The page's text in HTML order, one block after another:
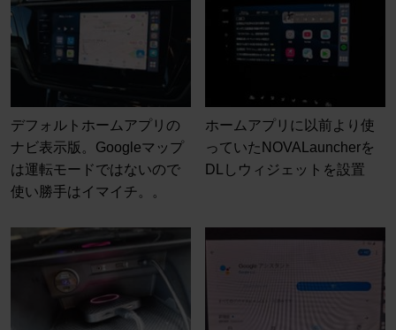
デフォルトホームアプリの
ナビ表示版。Googleマップ
は運転モードではないので
使い勝手はイマイチ。。
ホームアプリに以前より使
っていたNOVALauncherを
DLしウィジェットを設置